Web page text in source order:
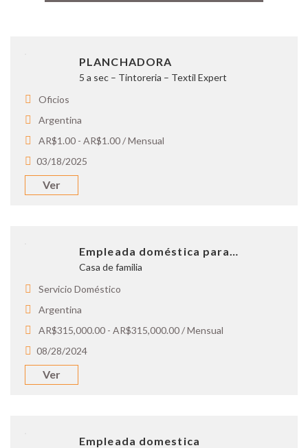
PLANCHADORA
5 a sec – Tintoreria – Textil Expert
Oficios
Argentina
AR$1.00 - AR$1.00 / Mensual
03/18/2025
Ver
Empleada doméstica para…
Casa de familia
Servicio Doméstico
Argentina
AR$315,000.00 - AR$315,000.00 / Mensual
08/28/2024
Ver
Empleada domestica